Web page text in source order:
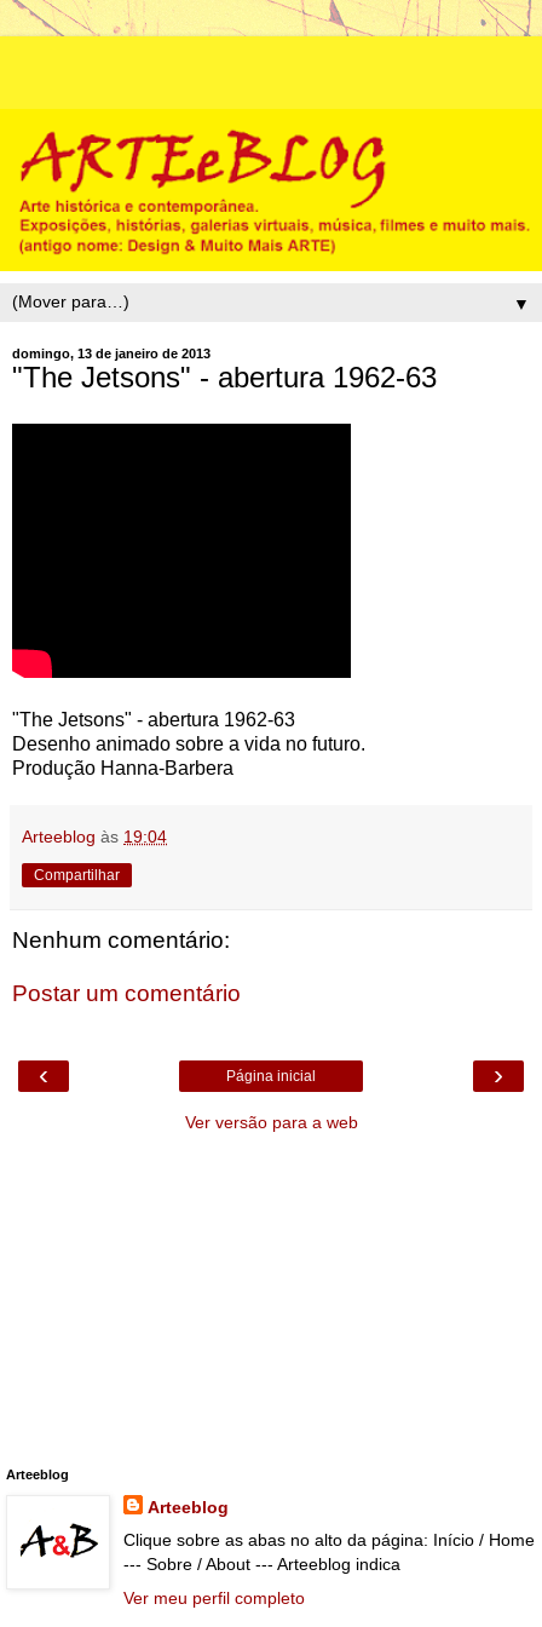
▼
domingo, 13 de janeiro de 2013
"The Jetsons" - abertura 1962-63
"The Jetsons" - abertura 1962-63
Desenho animado sobre a vida no futuro.
Produção Hanna-Barbera
Arteeblog às 19:04
Compartilhar
Nenhum comentário:
Postar um comentário
‹ ›
Página inicial
Ver versão para a web
Arteeblog
Arteeblog
Clique sobre as abas no alto da página: Início / Home
--- Sobre / About --- Arteeblog indica
Ver meu perfil completo